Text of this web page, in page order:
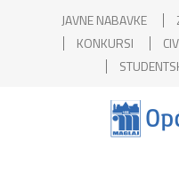
JAVNE NABAVKE
KONKURSI